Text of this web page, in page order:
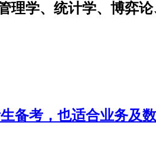
理学、统计学、博弈
备考，也适合业务及